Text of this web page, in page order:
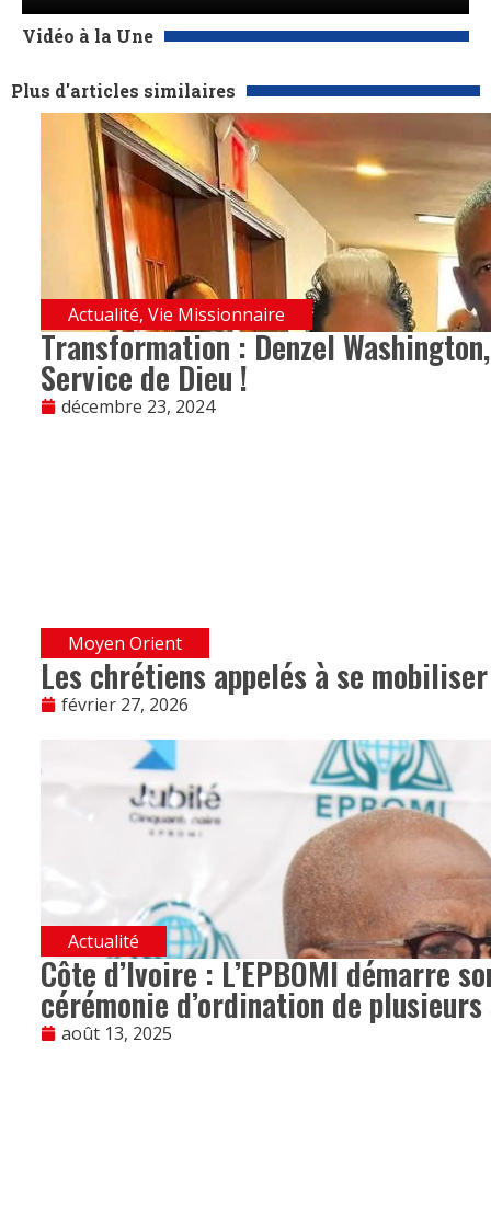
Vidéo à la Une
Plus d'articles similaires
Actualité, Vie Missionnaire
Transformation : Denzel
Service de Dieu !
décembre 23, 2024
Moyen Orient
Les chrétiens appelés à se
février 27, 2026
Actualité
Côte d’Ivoire : L’EPBOMI démarre
cérémonie d’ordination de
août 13, 2025